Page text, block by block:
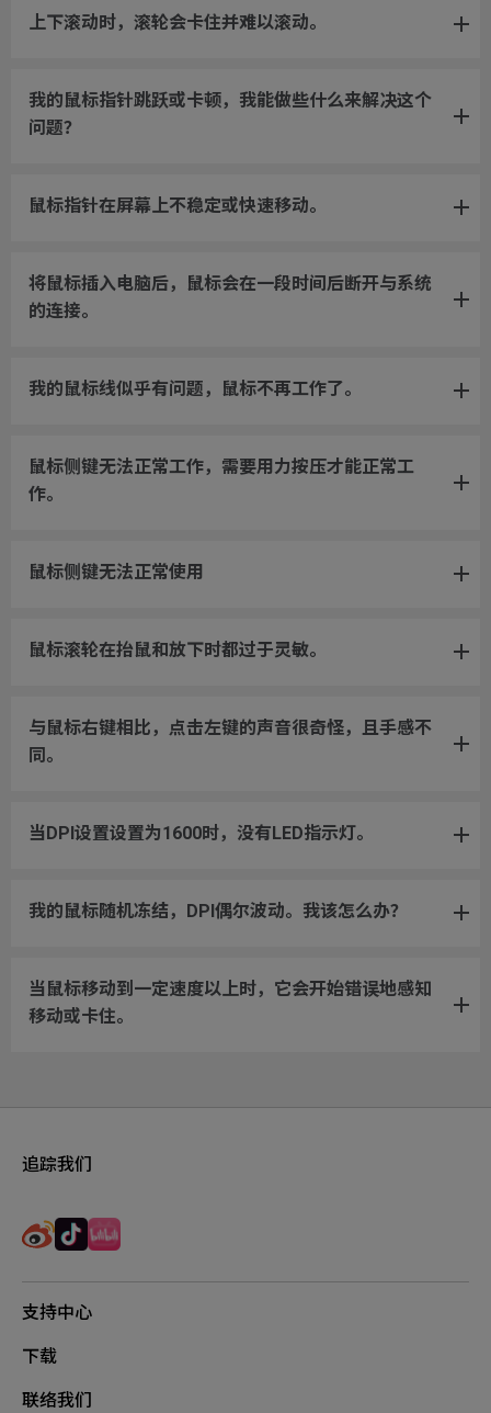
上下滚动时，滚轮会卡住并难以滚动。
我的鼠标指针跳跃或卡顿，我能做些什么来解决这个
问题？
鼠标指针在屏幕上不稳定或快速移动。
将鼠标插入电脑后，鼠标会在一段时间后断开与系统
的连接。
我的鼠标线似乎有问题，鼠标不再工作了。
鼠标侧键无法正常工作，需要用力按压才能正常工
作。
鼠标侧键无法正常使用
鼠标滚轮在抬鼠和放下时都过于灵敏。
与鼠标右键相比，点击左键的声音很奇怪，且手感不
同。
当DPI设置设置为1600时，没有LED指示灯。
我的鼠标随机冻结，DPI偶尔波动。我该怎么办？
当鼠标移动到一定速度以上时，它会开始错误地感知
移动或卡住。
追踪我们
支持中心
下载
联络我们